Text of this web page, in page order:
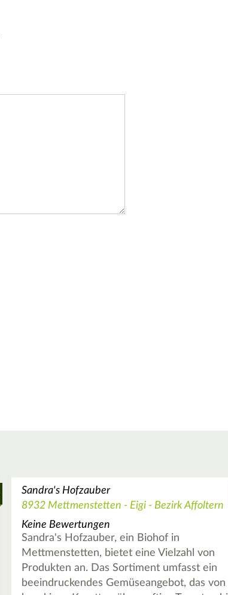
Sandra's Hofzauber
8932 Mettmenstetten - Eigi - Bezirk Affoltern
Keine Bewertungen
Sandra's Hofzauber, ein Biohof in
Mettmenstetten, bietet eine Vielzahl von
Produkten an. Das Sortiment umfasst ein
beeindruckendes Gemüseangebot, das von